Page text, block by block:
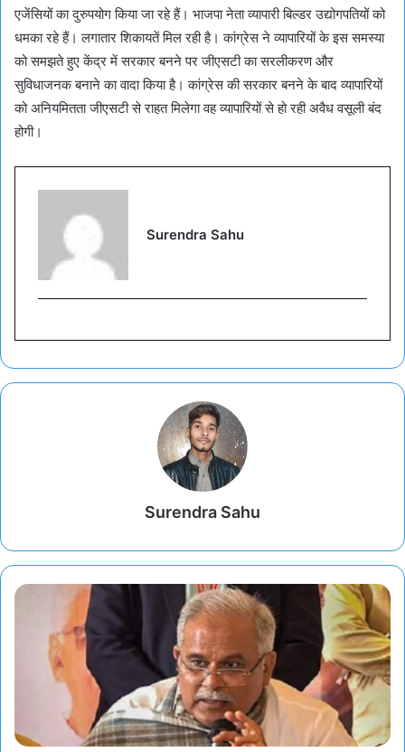
एजेंसियों का दुरुपयोग किया जा रहे हैं। भाजपा नेता व्यापारी बिल्डर उद्योगपतियों को
धमका रहे हैं। लगातार शिकायतें मिल रही है। कांग्रेस ने व्यापारियों के इस समस्या
को समझते हुए केंद्र में सरकार बनने पर जीएसटी का सरलीकरण और
सुविधाजनक बनाने का वादा किया है। कांग्रेस की सरकार बनने के बाद व्यापारियों
को अनियमितता जीएसटी से राहत मिलेगा वह व्यापारियों से हो रही अवैध वसूली बंद
होगी।
Surendra Sahu
Surendra Sahu